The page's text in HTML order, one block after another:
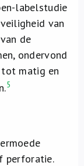
labelstudie
van
de
ondervond
matig en
5
perforatie.